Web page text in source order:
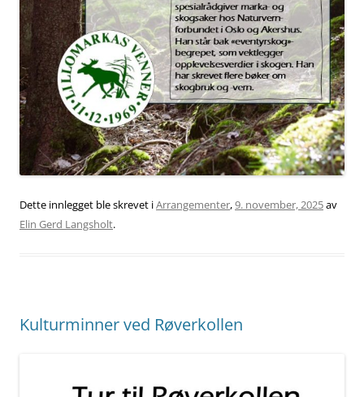
Dette innlegget ble skrevet iArrangementer,9. november, 2025av
Elin Gerd Langsholt.
Kulturminner ved Røverkollen